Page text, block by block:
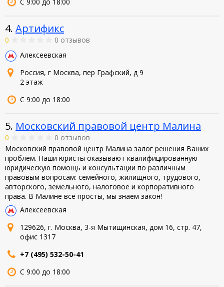
4. Артификс
0
0 отзывов
Алексеевская
Россия, г Москва, пер Графский, д 9
2 этаж
С 9:00 до 18:00
5. Московский правовой центр Малина
0
0 отзывов
Московский правовой центр Малина залог решения Ваших
проблем. Наши юристы оказывают квалифицированную
юридическую помощь и консультации по различным
правовым вопросам: семейного, жилищного, трудового,
авторского, земельного, налоговое и корпоративного
права. В Малине все просты, мы знаем закон!
Алексеевская
129626, г. Москва, 3-я Мытищинская, дом 16, стр. 47,
офис 1317
+7 (495) 532-50-41
С 9:00 до 18:00